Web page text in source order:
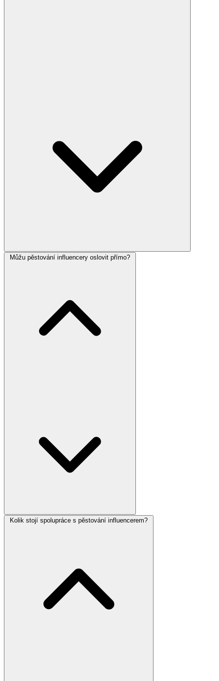
Můžu pěstování influencery oslovit přímo?
Kolik stojí spolupráce s pěstování influencerem?